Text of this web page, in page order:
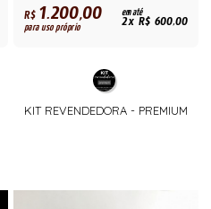
R$1.200,00
para uso próprio
em até
2x R$ 600,00
KIT REVENDEDORA - PREMIUM